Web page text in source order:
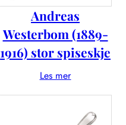
Andreas
Westerbom (1889-
1916) stor spiseskje
Les mer